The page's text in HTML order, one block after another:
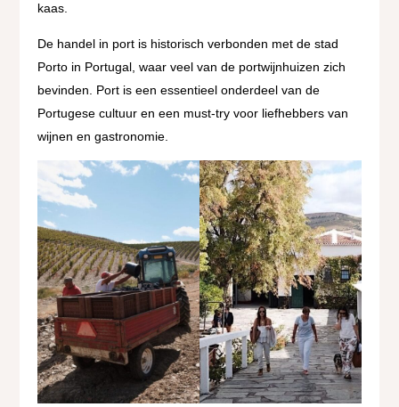
kaas.
De handel in port is historisch verbonden met de stad
Porto in Portugal, waar veel van de portwijnhuizen zich
bevinden. Port is een essentieel onderdeel van de
Portugese cultuur en een must-try voor liefhebbers van
wijnen en gastronomie.